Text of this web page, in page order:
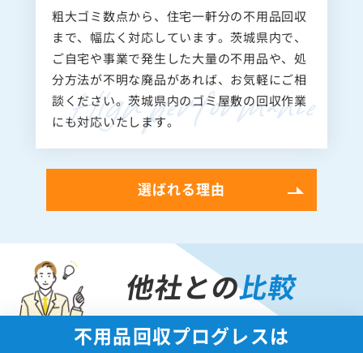
粗大ゴミ数点から、住宅一軒分の不用品回収
まで、幅広く対応しています。茨城県内で、
ご自宅や事業で発生した大量の不用品や、処
分方法が不明な廃品があれば、お気軽にご相
談ください。茨城県内のゴミ屋敷の回収作業
にも対応いたします。
選ばれる理由
他社との比較
不用品回収プログレスは